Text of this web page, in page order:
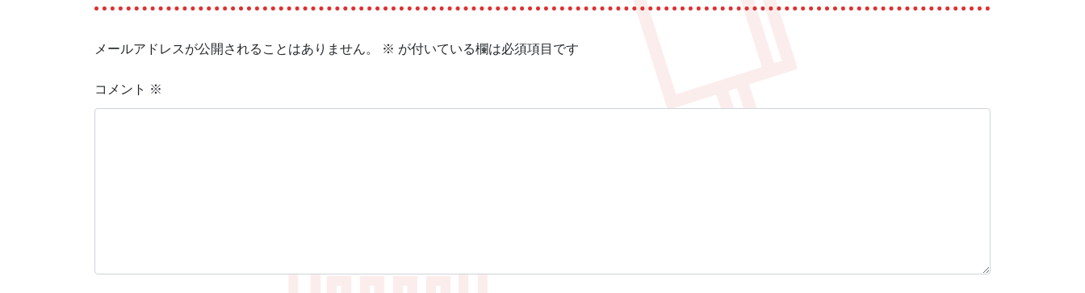
メールアドレスが公開されることはありません。 ※ が付いている欄は必須項目です
コメント ※